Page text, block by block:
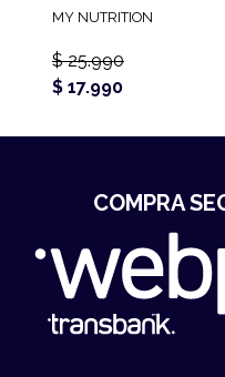
MY NUTRITION
$ 25.990
$ 17.990
COMPRA